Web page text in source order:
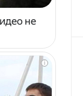
не
i